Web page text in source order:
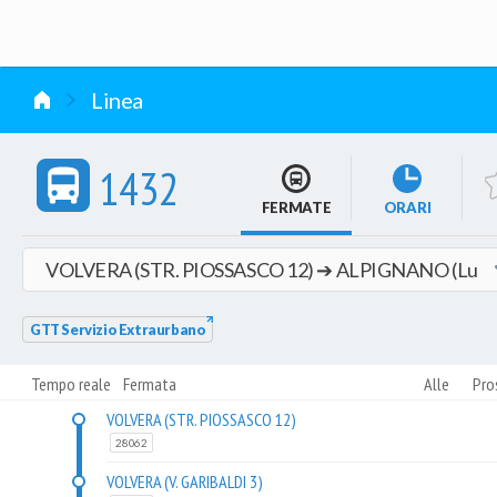
Linea
1432 FERMATE ORARI
GTT Servizio Extraurbano
Tempo reale Fermata Alle
VOLVERA (STR. PIOSSASCO 12)
28062
VOLVERA (V. GARIBALDI 3)